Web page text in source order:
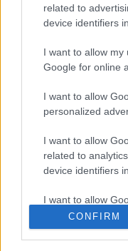
related to
device identifiers
I want to allow
Google for online
I want to allow
personalized
I want to allow
related to
device identifiers
I want to allow
related to
I want to allow
CONFIRM
#197 -
Mi lesz